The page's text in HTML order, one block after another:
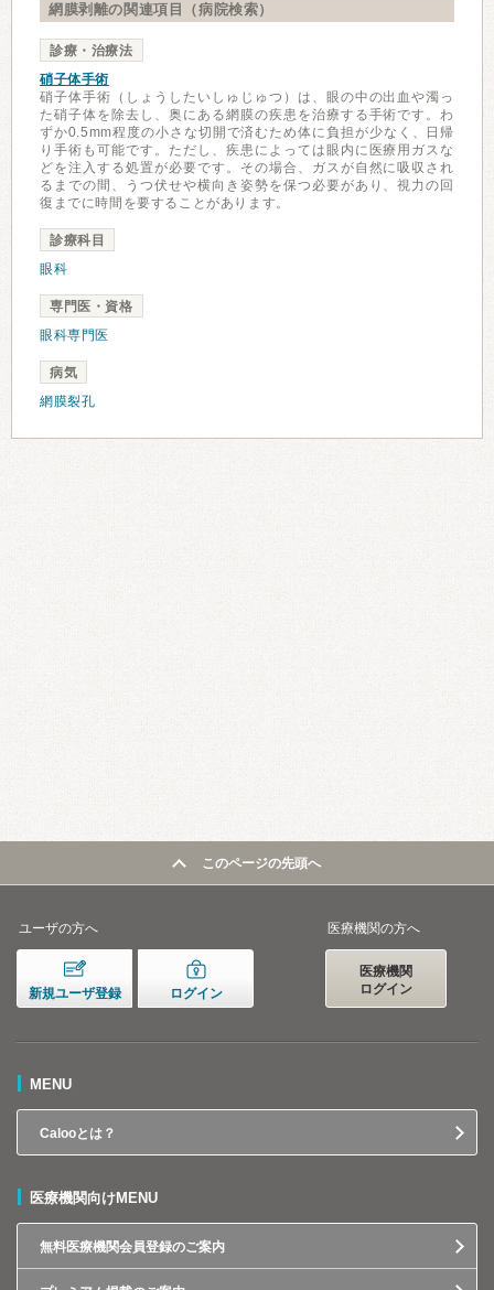
網膜剥離の関連項目（病院検索）
診療・治療法
硝子体手術
硝子体手術（しょうしたいしゅじゅつ）は、眼の中の出血や濁っ
た硝子体を除去し、奥にある網膜の疾患を治療する手術です。わ
ずか0.5mm程度の小さな切開で済むため体に負担が少なく、日帰
り手術も可能です。ただし、疾患によっては眼内に医療用ガスな
どを注入する処置が必要です。その場合、ガスが自然に吸収され
るまでの間、うつ伏せや横向き姿勢を保つ必要があり、視力の回
復までに時間を要することがあります。
診療科目
眼科
専門医・資格
眼科専門医
病気
網膜裂孔
このページの先頭へ
ユーザの方へ
新規ユーザ登録 ログイン
医療機関の方へ
医療機関
ログイン
MENU
Calooとは？
医療機関向けMENU
無料医療機関会員登録のご案内